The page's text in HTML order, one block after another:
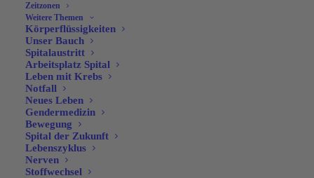
Zeitzonen
Weitere Themen
Körperflüssigkeiten
Unser Bauch
Spitalaustritt
Arbeitsplatz Spital
Leben mit Krebs
Notfall
Neues Leben
Gendermedizin
Bewegung
Spital der Zukunft
Lebenszyklus
Nerven
Stoffwechsel